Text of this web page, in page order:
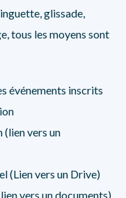
glissade,
tous les moyens sont
événements inscrits
(lien vers un
(Lien vers un Drive)
vers un documents)